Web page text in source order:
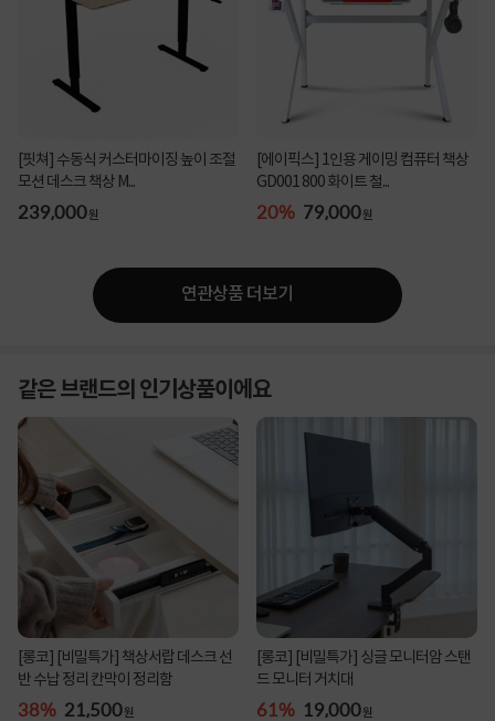
[핏쳐] 수동식 커스터마이징 높이 조절
모션 데스크 책상 M...
239,000원
[에이픽스] 1인용 게이밍 컴퓨터 책상
GD001 800 화이트 철...
20% 79,000원
연관상품 더보기
같은 브랜드의 인기상품이에요
[롱코] [비밀특가] 책상서랍 데스크 선
반 수납 정리 칸막이 정리함
38% 21,500원
[롱코] [비밀특가] 싱글 모니터암 스탠
드 모니터 거치대
61% 19,000원